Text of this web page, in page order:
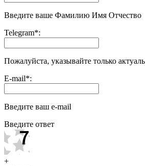
Введите ваше Фамилию Имя Отчество
Telegram*:
Пожалуйста, указывайте только
E-mail*:
Введите ваш e-mail
Введите ответ
+